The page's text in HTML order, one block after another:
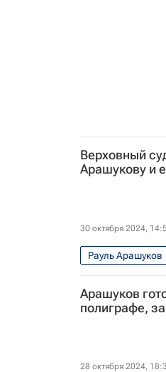
Верховный
Арашукову и
30 октября 2024,
Рауль Арашуков
Московский
Арашуков
полиграфе,
28 октября 2024,